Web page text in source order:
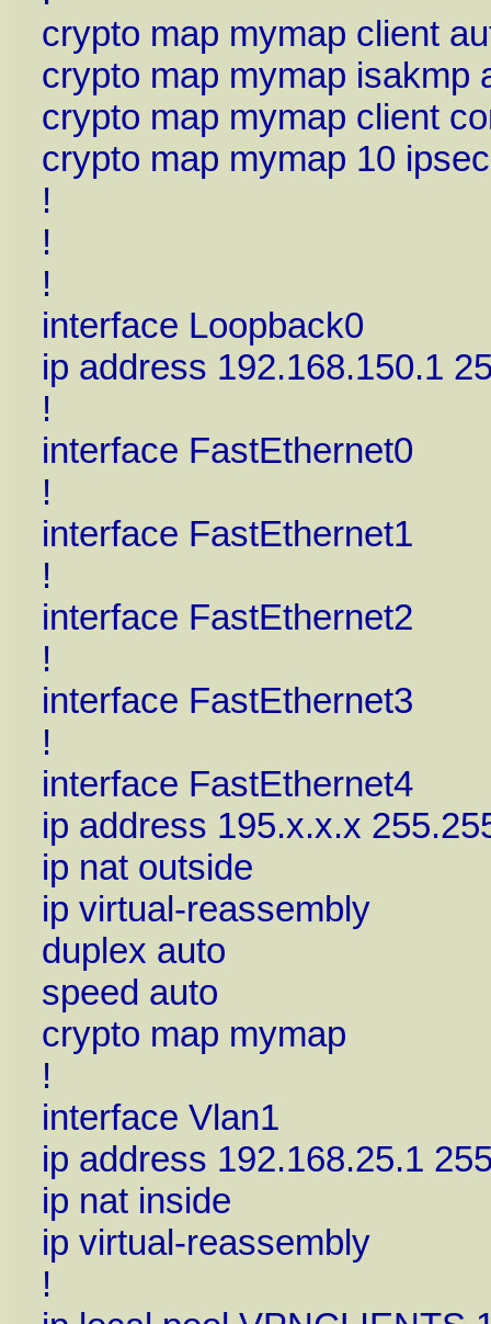
crypto map mymap client
crypto map mymap isakmp
crypto map mymap client
crypto map mymap 10
!
!
!
interface Loopback0
ip address 192.168.150.1
!
interface FastEthernet0
!
interface FastEthernet1
!
interface FastEthernet2
!
interface FastEthernet3
!
interface FastEthernet4
ip address 195.x.x.x
ip nat outside
ip virtual-reassembly
duplex auto
speed auto
crypto map mymap
!
interface Vlan1
ip address 192.168.25.1
ip nat inside
ip virtual-reassembly
!